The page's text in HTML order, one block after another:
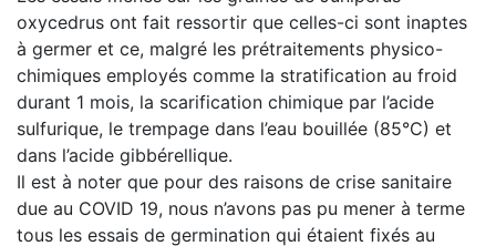
oxycedrus ont fait ressortir que celles-ci sont inaptes
à germer et ce, malgré les prétraitements physico-
chimiques employés comme la stratification au froid
durant 1 mois, la scarification chimique par l’acide
sulfurique, le trempage dans l’eau bouillée (85°C) et
dans l’acide gibbérellique.
Il est à noter que pour des raisons de crise sanitaire
due au COVID 19, nous n’avons pas pu mener à terme
tous les essais de germination qui étaient fixés au